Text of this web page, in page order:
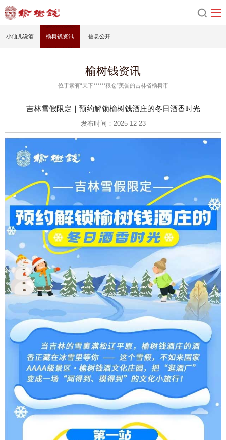
小仙儿说酒 榆树钱资讯 信息公开
榆树钱资讯
位于素有“天下******粮仓”美誉的吉林省榆树市
吉林雪假限定｜预约解锁榆树钱酒庄的冬日酒香时光
发布时间：2025-12-23